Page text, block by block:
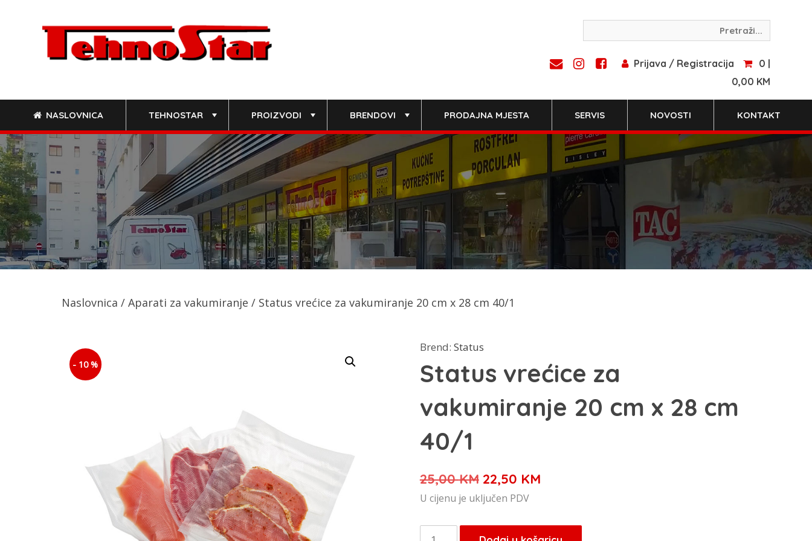
Prijava / Registracija
0 |
0,00 KM
NASLOVNICA TEHNOSTAR PROIZVODI BRENDOVI PRODAJNA MJESTA SERVIS NOVOSTI KONTAKT
Naslovnica / Aparati za vakumiranje / Status vrećice za vakumiranje 20 cm x 28 cm 40/1
- 10 %
Brend: Status
Status vrećice za
vakumiranje 20 cm x 28 cm
40/1
25,00KM Izvorna
cijena
je:
22,50 KMTrenutna
22,50 KM.
U cijenu je uključen PDV
Status